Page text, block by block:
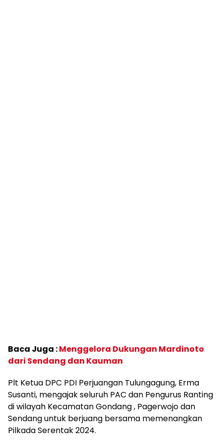
Baca Juga :Menggelora Dukungan Mardinoto
dari Sendang dan Kauman
Plt Ketua DPC PDI Perjuangan Tulungagung, Erma
Susanti, mengajak seluruh PAC dan Pengurus Ranting
di wilayah Kecamatan Gondang , Pagerwojo dan
Sendang untuk berjuang bersama memenangkan
Pilkada Serentak 2024.